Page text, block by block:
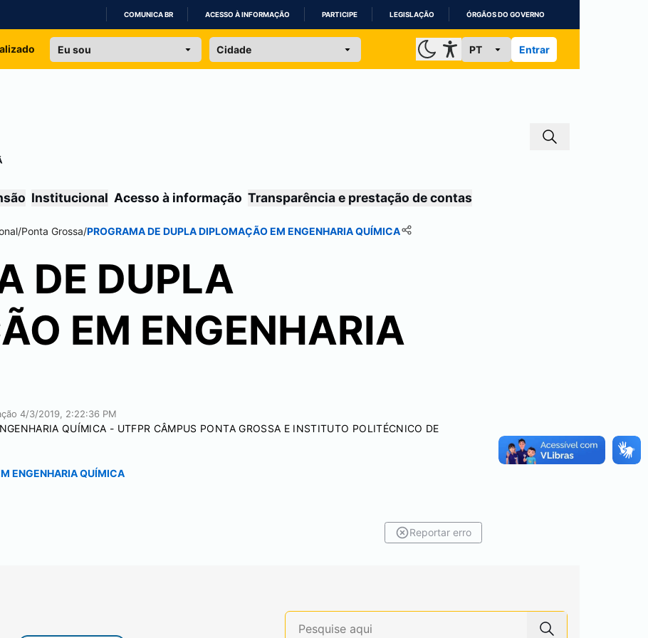
IR
COMUNICA BR ACESSO À INFORMAÇÃO PARTICIPE LEGISLAÇÃO ÓRGÃOS DO GOVERNO
Entrar
Institucional Acesso à informação Transparência e prestação de contas
/Ponta Grossa/PROGRAMA DE DUPLA DIPLOMAÇÃO EM ENGENHARIA QUÍMICA
DE DUPLA
EM ENGENHARIA
4/3/2019, 2:22:36 PM
QUÍMICA - UTFPR CÂMPUS PONTA GROSSA E INSTITUTO POLITÉCNICO DE
ENGENHARIA QUÍMICA
Reportar erro